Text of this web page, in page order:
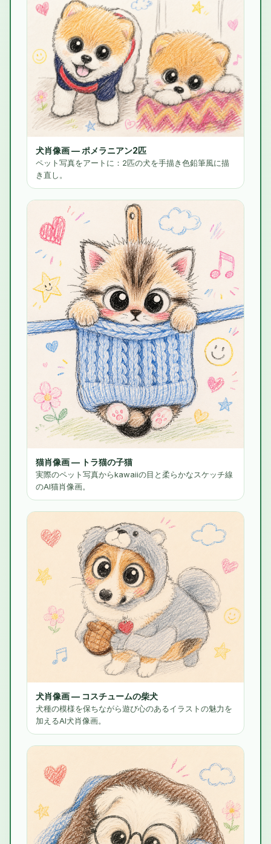
犬肖像画 — ポメラニアン2匹
ペット写真をアートに：2匹の犬を手描き色鉛筆風に描
き直し。
猫肖像画 — トラ猫の子猫
実際のペット写真からkawaiiの目と柔らかなスケッチ線
のAI猫肖像画。
犬肖像画 — コスチュームの柴犬
犬種の模様を保ちながら遊び心のあるイラストの魅力を
加えるAI犬肖像画。